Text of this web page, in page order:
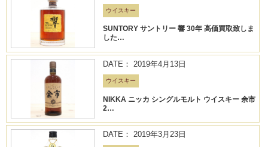
ウイスキー
SUNTORY サントリー 響 30年 高価買取致しま
した…
DATE： 2019年4月13日
ウイスキー
NIKKA ニッカ シングルモルト ウイスキー 余市
2…
DATE： 2019年3月23日